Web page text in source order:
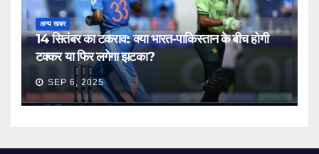
अन्य खबर
14 सितंबर का टकराव: क्या भारत-पाकिस्तान के बीच होगी
टक्कर या फिर लगेगा झटका?
SEP 6, 2025